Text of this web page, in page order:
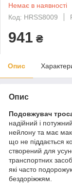
Немає в наявності
Код: HRSS8009
941 ₴
Опис
Опис
Подовжувач
надійний і
нейлону та має
що не піддається
створений для
транспортних
які часто
бездоріжжям.